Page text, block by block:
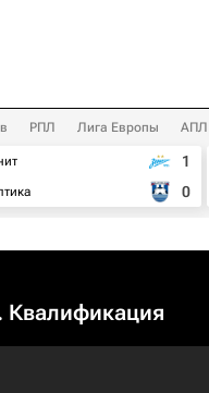
РПЛ Лига Европы АПЛ
1
0
Квалификация